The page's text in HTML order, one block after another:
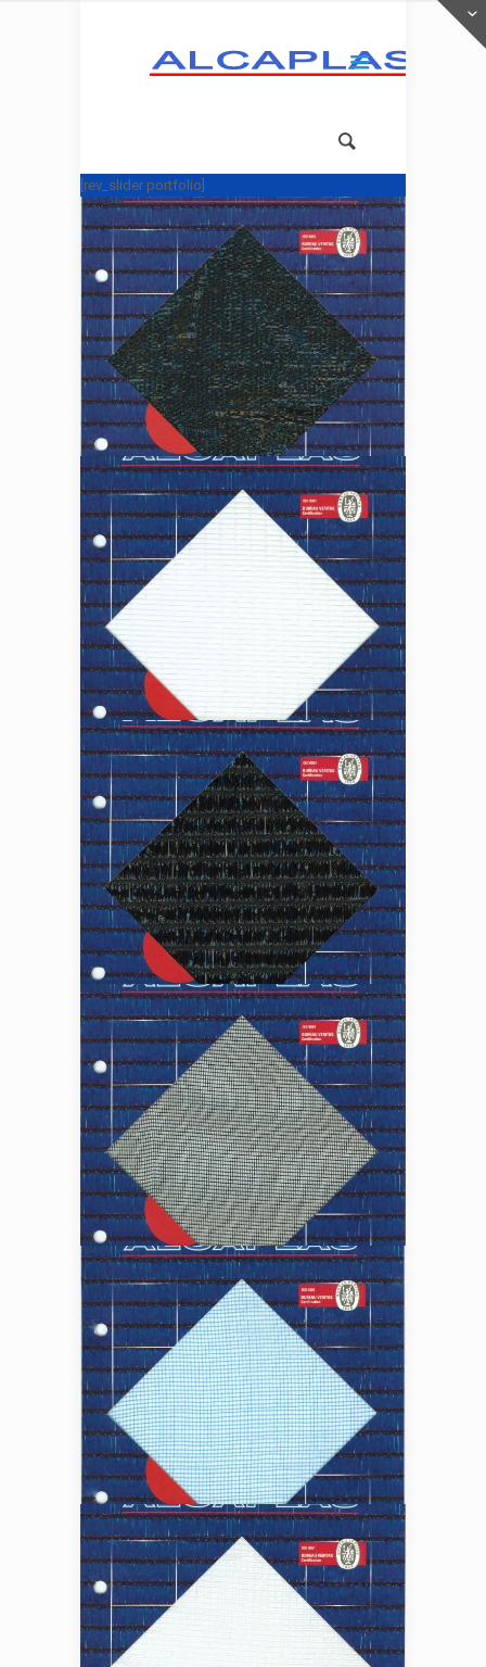
[rev_slider portfolio]
MALLA ANTIHIERBA
MALLA ANTIGRANIZO
TIPO DE MALLA SOMBREO 90%
TIPO DE MALLA MOSQUITERA ESP. 6X9
TIPO DE MALLA MOSQUITERA 6X6